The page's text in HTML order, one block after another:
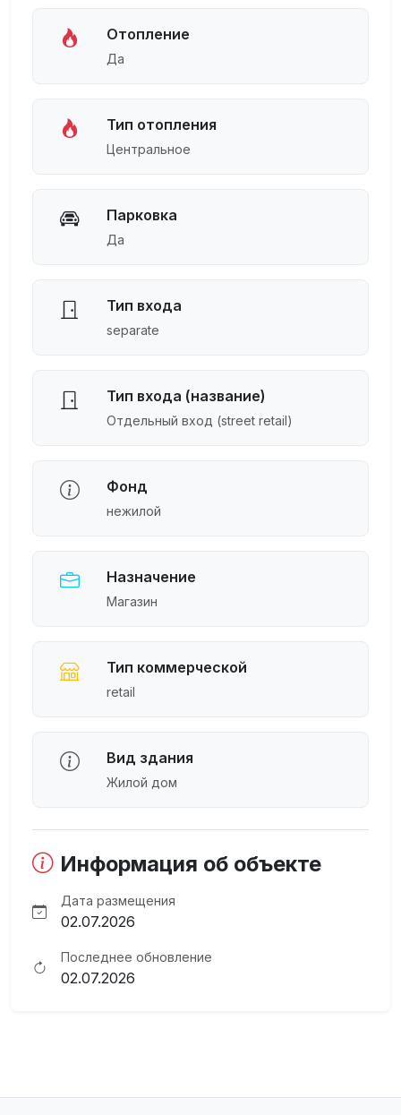
Отопление
Да
Тип отопления
Центральное
Парковка
Да
Тип входа
separate
Тип входа (название)
Отдельный вход (street retail)
Фонд
нежилой
Назначение
Магазин
Тип коммерческой
retail
Вид здания
Жилой дом
Информация об объекте
Дата размещения
02.07.2026
Последнее обновление
02.07.2026